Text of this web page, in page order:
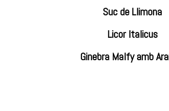
Suc de Llimona
Licor Italicus
Ginebra Malfy amb